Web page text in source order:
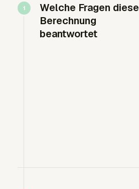
Welche Fragen diese
Berechnung
beantwortet